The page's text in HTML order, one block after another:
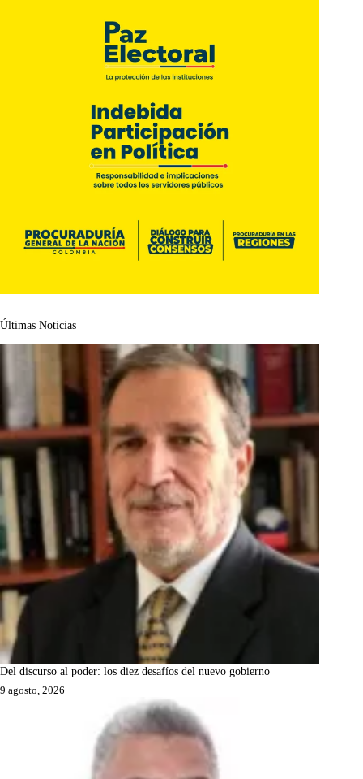
Últimas Noticias
Del discurso al poder: los diez desafíos del nuevo gobierno
9 agosto, 2026